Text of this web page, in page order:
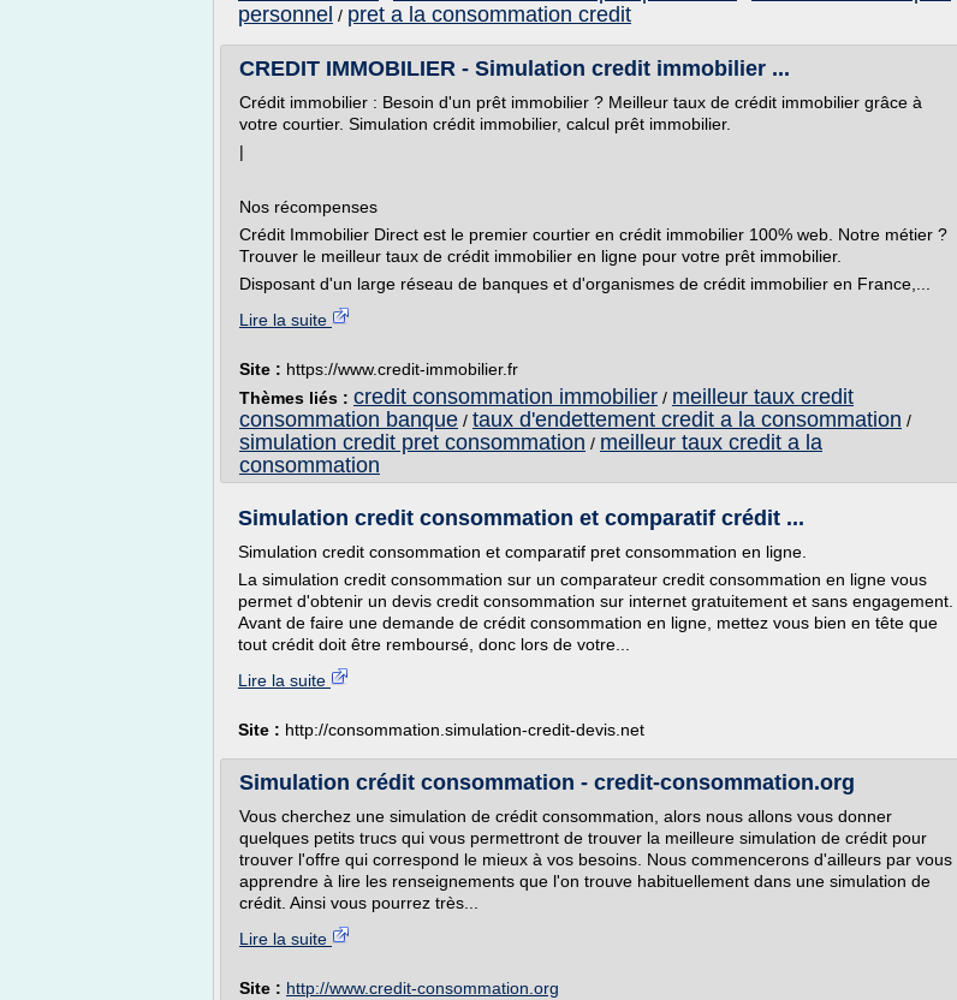
personnel / pret a la consommation credit
CREDIT IMMOBILIER - Simulation credit immobilier ...
Crédit immobilier : Besoin d'un prêt immobilier ? Meilleur taux de crédit immobilier grâce à
votre courtier. Simulation crédit immobilier, calcul prêt immobilier.
|
Nos récompenses
Crédit Immobilier Direct est le premier courtier en crédit immobilier 100% web. Notre métier ?
Trouver le meilleur taux de crédit immobilier en ligne pour votre prêt immobilier.
Disposant d'un large réseau de banques et d'organismes de crédit immobilier en France,...
Lire la suite
Site : https://www.credit-immobilier.fr
Thèmes liés : credit consommation immobilier / meilleur taux credit
consommation banque / taux d'endettement credit a la consommation /
simulation credit pret consommation / meilleur taux credit a la
consommation
Simulation credit consommation et comparatif crédit ...
Simulation credit consommation et comparatif pret consommation en ligne.
La simulation credit consommation sur un comparateur credit consommation en ligne vous
permet d'obtenir un devis credit consommation sur internet gratuitement et sans engagement.
Avant de faire une demande de crédit consommation en ligne, mettez vous bien en tête que
tout crédit doit être remboursé, donc lors de votre...
Lire la suite
Site : http://consommation.simulation-credit-devis.net
Simulation crédit consommation - credit-consommation.org
Vous cherchez une simulation de crédit consommation, alors nous allons vous donner
quelques petits trucs qui vous permettront de trouver la meilleure simulation de crédit pour
trouver l'offre qui correspond le mieux à vos besoins. Nous commencerons d'ailleurs par vous
apprendre à lire les renseignements que l'on trouve habituellement dans une simulation de
crédit. Ainsi vous pourrez très...
Lire la suite
Site : http://www.credit-consommation.org